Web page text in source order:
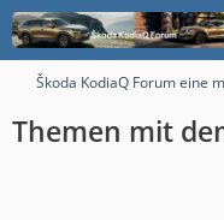
Škoda KodiaQ Forum eine
Themen mit